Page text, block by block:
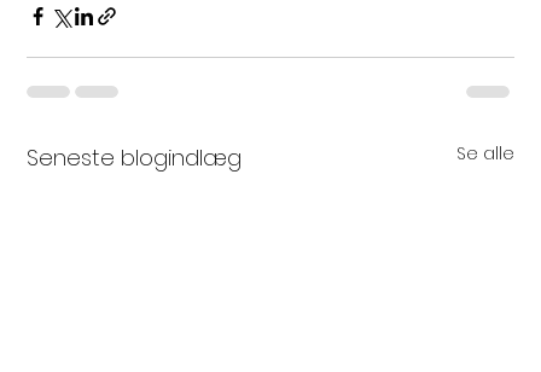
Seneste blogindlæg Se alle